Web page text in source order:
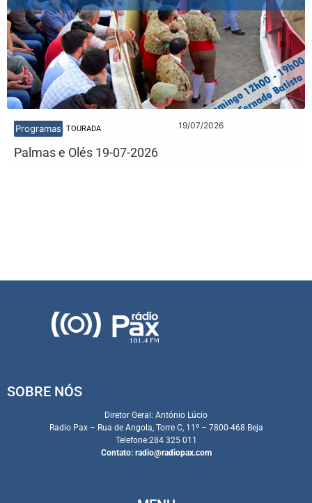
Programas TOURADA 19/07/2026
Palmas e Olés 19-07-2026
SOBRE NÓS
Diretor Geral: António Lúcio
Radio Pax – Rua de Angola, Torre C, 11º – 7800-468 Beja
Telefone:284 325 011
Contato: radio@radiopax.com